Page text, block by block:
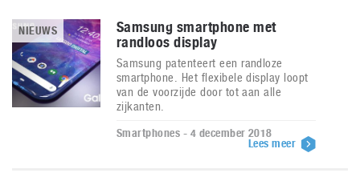
NIEUWS
Samsung smartphone met
randloos display
Samsung patenteert een randloze
smartphone. Het flexibele display loopt
van de voorzijde door tot aan alle
zijkanten.
Smartphones - 4 december 2018
Lees meer